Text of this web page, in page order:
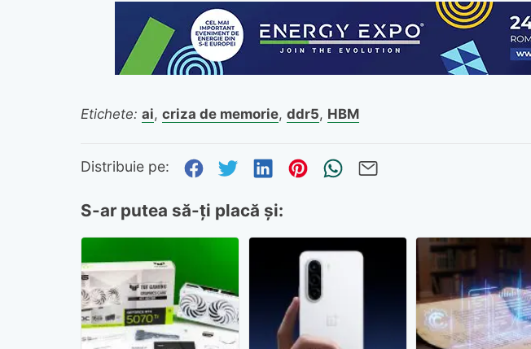
Etichete: ai, criza de memorie, ddr5, HBM
Distribuie pe: Distribuie pe Facebook
Distribuie pe Twitter
Distribuie pe LinkedIn
Distribuie pe Pinterest
Trimite prin whatsapp
S-ar putea să-ți placă și: